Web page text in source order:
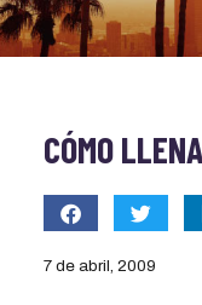
CÓMO
7 de abril, 2009